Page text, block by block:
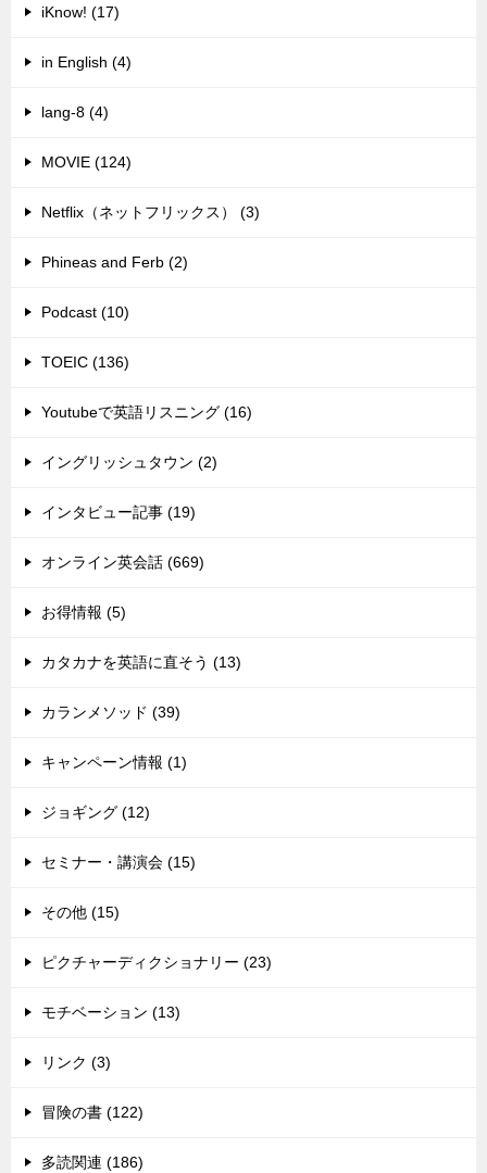
iKnow! (17)
in English (4)
lang-8 (4)
MOVIE (124)
Netflix（ネットフリックス） (3)
Phineas and Ferb (2)
Podcast (10)
TOEIC (136)
Youtubeで英語リスニング (16)
イングリッシュタウン (2)
インタビュー記事 (19)
オンライン英会話 (669)
お得情報 (5)
カタカナを英語に直そう (13)
カランメソッド (39)
キャンペーン情報 (1)
ジョギング (12)
セミナー・講演会 (15)
その他 (15)
ピクチャーディクショナリー (23)
モチベーション (13)
リンク (3)
冒険の書 (122)
多読関連 (186)